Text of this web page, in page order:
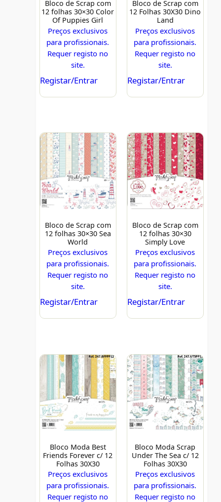
Bloco de Scrap com
12 folhas 30×30 Color
Of Puppies Girl
Preços exclusivos
para profissionais.
Requer registo no
site.
Registar/Entrar
Bloco de Scrap com
12 Folhas 30X30 Dino
Land
Preços exclusivos
para profissionais.
Requer registo no
site.
Registar/Entrar
Bloco de Scrap com
12 folhas 30×30 Sea
World
Preços exclusivos
para profissionais.
Requer registo no
site.
Registar/Entrar
Bloco de Scrap com
12 folhas 30×30
Simply Love
Preços exclusivos
para profissionais.
Requer registo no
site.
Registar/Entrar
Bloco Moda Best
Friends Forever c/ 12
Folhas 30X30
Preços exclusivos
para profissionais.
Requer registo no
Bloco Moda Scrap
Under The Sea c/ 12
Folhas 30X30
Preços exclusivos
para profissionais.
Requer registo no